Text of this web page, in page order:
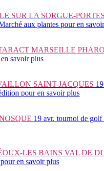
SUR LA SORGUE-
aux plantes pour en
MARSEILLE
savoir plus
SAINT-JACQUES
pour en savoir plus
19 avr. tournoi de golf
LES BAINS VAL DE
pour en savoir plus